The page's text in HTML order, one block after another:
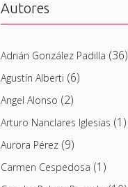
Autores
Adrián González Padilla (36)
Agustín Alberti (6)
Angel Alonso (2)
Arturo Nanclares Iglesias (1)
Aurora Pérez(9)
Carmen Cespedosa (1)